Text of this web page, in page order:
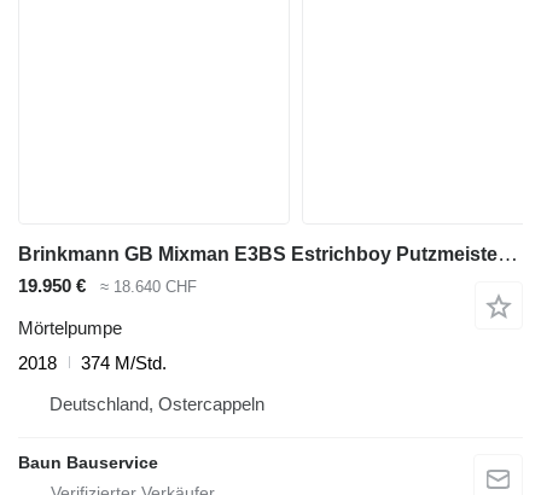
Brinkmann GB Mixman E3BS Estrichboy Putzmeister BMS energy vario 740
19.950 € ≈ 18.640 CHF
Mörtelpumpe
2018
374 M/Std.
Deutschland, Ostercappeln
Baun Bauservice